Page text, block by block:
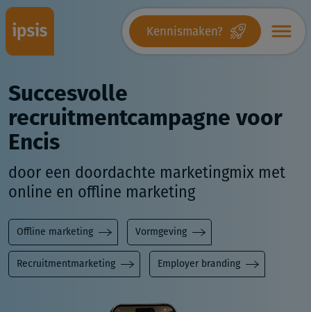
Kennismaken?
Succesvolle
recruitmentcampagne voor
Encis
door een doordachte marketingmix met
online en offline marketing
Offline marketing Vormgeving
Recruitmentmarketing Employer branding